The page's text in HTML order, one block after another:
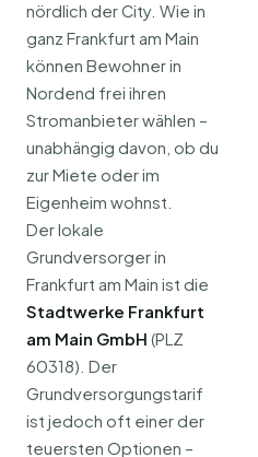
nördlich der City. Wie in
ganz Frankfurt am Main
können Bewohner in
Nordend frei ihren
Stromanbieter wählen –
unabhängig davon, ob du
zur Miete oder im
Eigenheim wohnst.
Der lokale
Grundversorger in
Frankfurt am Main ist die
Stadtwerke Frankfurt
am Main GmbH (PLZ
60318). Der
Grundversorgungstarif
ist jedoch oft einer der
teuersten Optionen –